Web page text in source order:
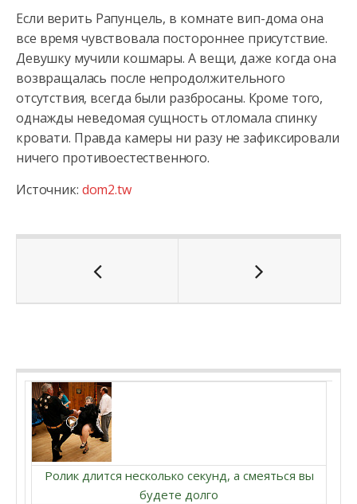
Если верить Рапунцель, в комнате вип-дома она
все время чувствовала постороннее присутствие.
Девушку мучили кошмары. А вещи, даже когда она
возвращалась после непродолжительного
отсутствия, всегда были разбросаны. Кроме того,
однажды неведомая сущность отломала спинку
кровати. Правда камеры ни разу не зафиксировали
ничего противоестественного.
Источник: dom2.tw
Ролик длится несколько секунд, а смеяться вы
будете долго